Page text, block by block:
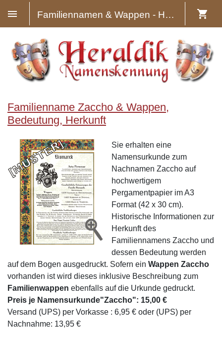
Familiennamen & Wappen - Heraldik
Familienname Zaccho & Wappen,
Bedeutung, Herkunft
Sie erhalten eine
Namensurkunde zum
Nachnamen Zaccho auf
hochwertigem
Pergamentpapier im A3
Format (42 x 30 cm).
Historische Informationen zur
Herkunft des
Familiennamens Zaccho und
dessen Bedeutung werden
auf dem Bogen ausgedruckt. Sofern ein Wappen Zaccho
vorhanden ist wird dieses inklusive Beschreibung zum
Familienwappen ebenfalls auf die Urkunde gedruckt.
Preis je Namensurkunde"Zaccho": 15,00 €
Versand (UPS) per Vorkasse : 6,95 € oder (UPS) per
Nachnahme: 13,95 €